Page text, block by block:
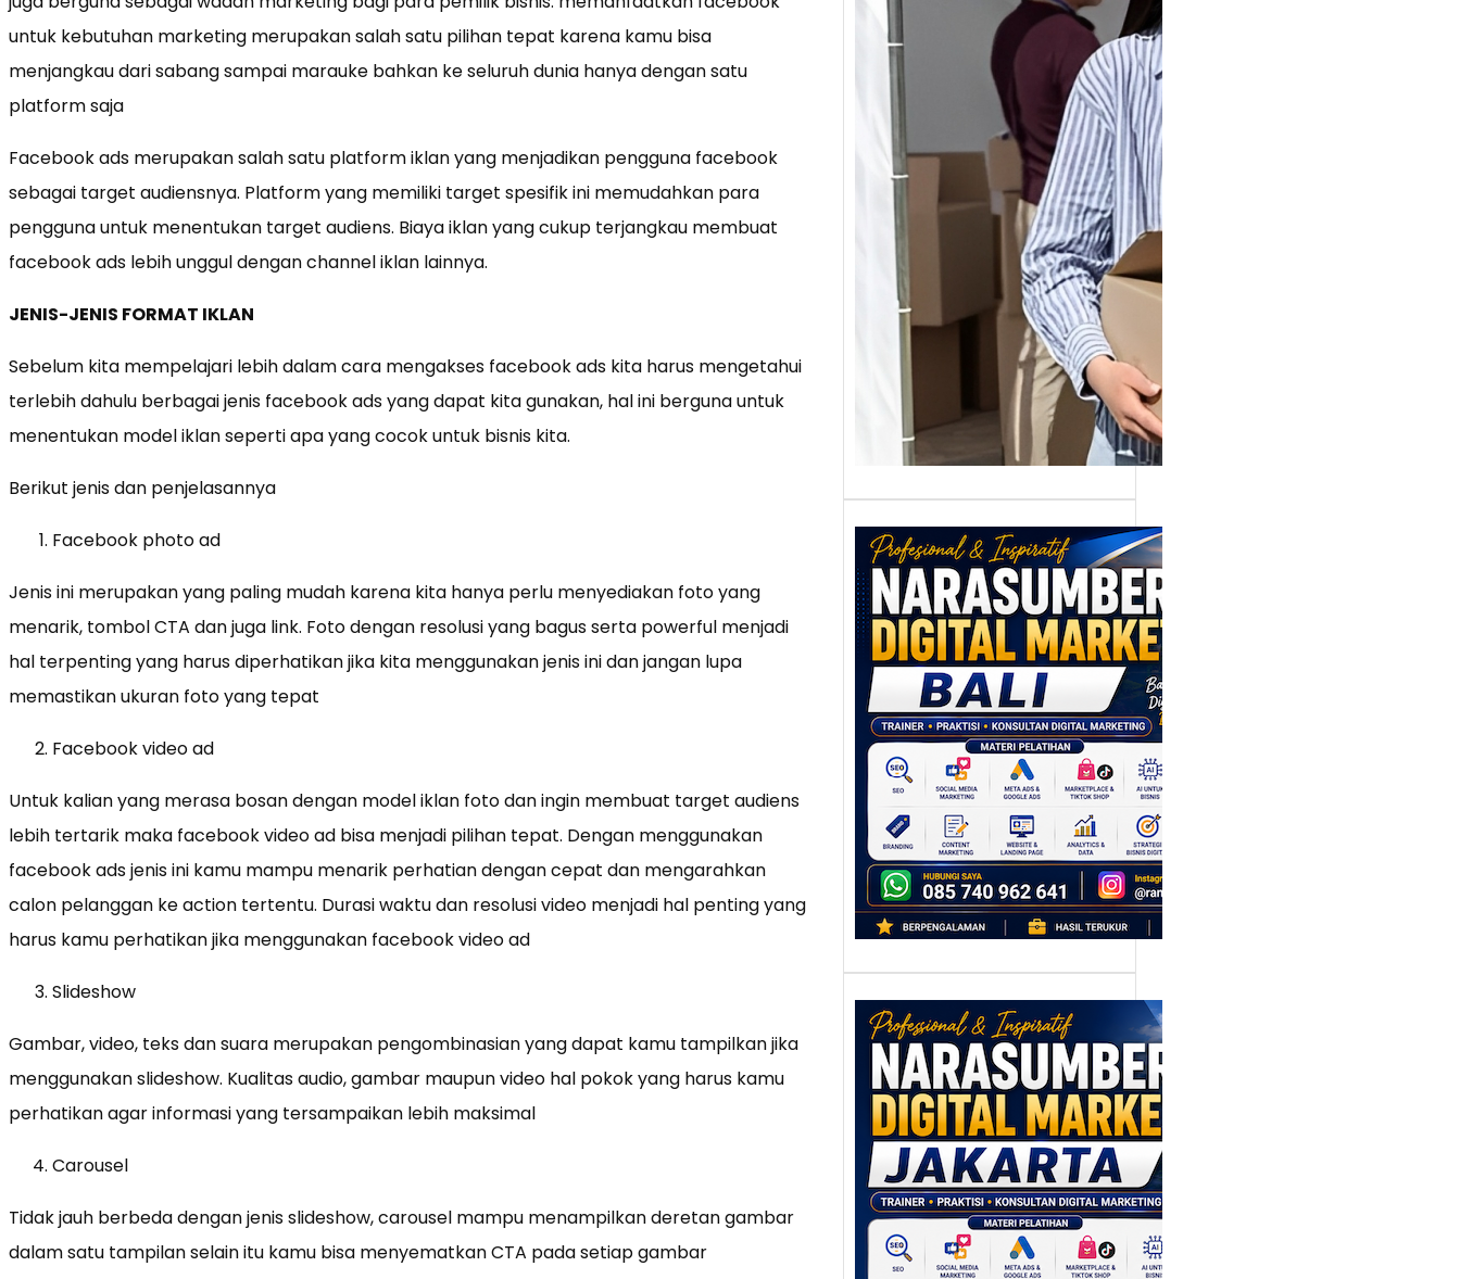
untuk kebutuhan marketing merupakan salah satu pilihan tepat karena kamu bisa
menjangkau dari sabang sampai marauke bahkan ke seluruh dunia hanya dengan satu
platform saja
Facebook ads merupakan salah satu platform iklan yang menjadikan pengguna facebook
sebagai target audiensnya. Platform yang memiliki target spesifik ini memudahkan para
pengguna untuk menentukan target audiens. Biaya iklan yang cukup terjangkau membuat
facebook ads lebih unggul dengan channel iklan lainnya.
JENIS-JENIS FORMAT IKLAN
Sebelum kita mempelajari lebih dalam cara mengakses facebook ads kita harus mengetahui
terlebih dahulu berbagai jenis facebook ads yang dapat kita gunakan, hal ini berguna untuk
menentukan model iklan seperti apa yang cocok untuk bisnis kita.
Berikut jenis dan penjelasannya
Facebook photo ad
Jenis ini merupakan yang paling mudah karena kita hanya perlu menyediakan foto yang
menarik, tombol CTA dan juga link. Foto dengan resolusi yang bagus serta powerful menjadi
hal terpenting yang harus diperhatikan jika kita menggunakan jenis ini dan jangan lupa
memastikan ukuran foto yang tepat
Facebook video ad
Untuk kalian yang merasa bosan dengan model iklan foto dan ingin membuat target audiens
lebih tertarik maka facebook video ad bisa menjadi pilihan tepat. Dengan menggunakan
facebook ads jenis ini kamu mampu menarik perhatian dengan cepat dan mengarahkan
calon pelanggan ke action tertentu. Durasi waktu dan resolusi video menjadi hal penting yang
harus kamu perhatikan jika menggunakan facebook video ad
Slideshow
Gambar, video, teks dan suara merupakan pengombinasian yang dapat kamu tampilkan jika
menggunakan slideshow. Kualitas audio, gambar maupun video hal pokok yang harus kamu
perhatikan agar informasi yang tersampaikan lebih maksimal
Carousel
Tidak jauh berbeda dengan jenis slideshow, carousel mampu menampilkan deretan gambar
dalam satu tampilan selain itu kamu bisa menyematkan CTA pada setiap gambar
Tik Tok Buat
Jualan, Gimana
Strateginya ?
Baca Juga Cara
Berjualan Di Tiktokshop
TikTok menjadi tempat
Narasumber
Digital Marketing
Bali: Mengangkat
Potensi Lokal
melalui Strategi
Konten dan
Pengalaman
Digital
Bali tidak hanya dikenal
karena keindahan
alamnya. Di balik
pantai,…
Narasumber
Digital Marketing
Jakarta: Strategi
Membangun
Keunggulan di
Tengah
Persaingan Pasar
yang Cepat